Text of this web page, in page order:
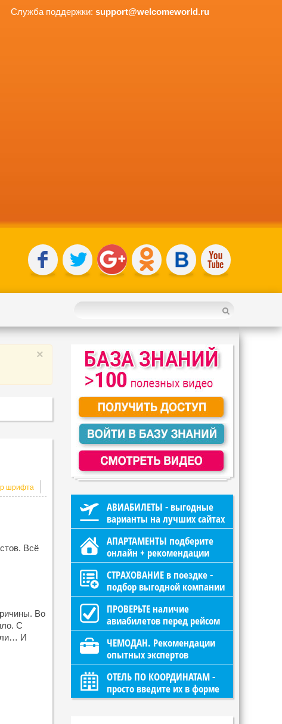
Служба поддержки: support@welcomeworld.ru
×
Всё
Во
С
И
АВИАБИЛЕТЫ - выгодные
варианты на лучших сайтах
АПАРТАМЕНТЫ подберите
онлайн + рекомендации
СТРАХОВАНИЕ в поездке -
подбор выгодной компании
ПРОВЕРЬТЕ наличие
авиабилетов перед рейсом
ЧЕМОДАН. Рекомендации
опытных экспертов
ОТЕЛЬ ПО КООРДИНАТАМ -
просто введите их в форме